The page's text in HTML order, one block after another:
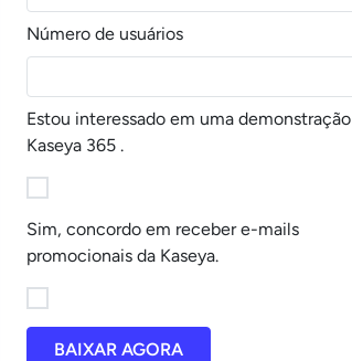
Número de usuários
Estou interessado em uma demonstração
Kaseya 365 .
Sim, concordo em receber e-mails
promocionais da Kaseya.
BAIXAR AGORA